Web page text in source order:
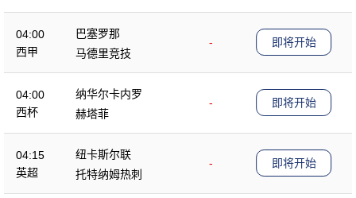
04:00
西甲
巴塞罗那
-
马德里竞技
即将开始
04:00
西杯
纳华尔卡内罗
-
赫塔菲
即将开始
04:15
英超
纽卡斯尔联
-
托特纳姆热刺
即将开始